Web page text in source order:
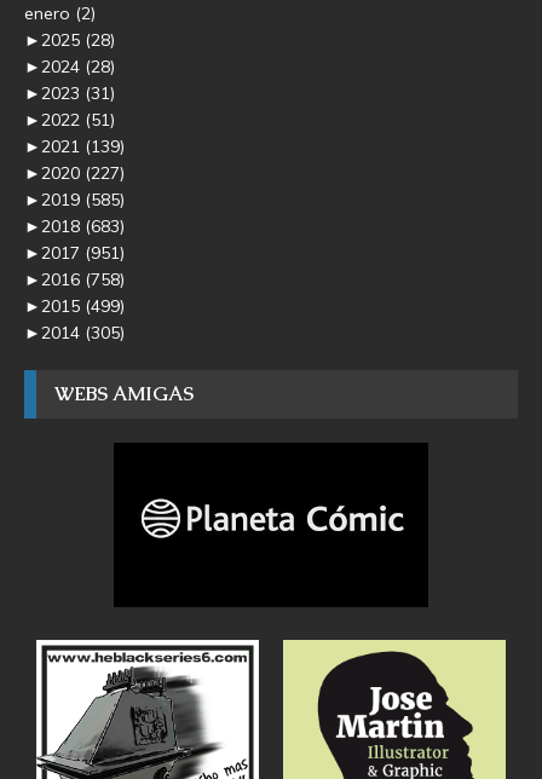
enero (2)
►2025 (28)
►2024 (28)
►2023 (31)
►2022 (51)
►2021 (139)
►2020 (227)
►2019 (585)
►2018 (683)
►2017 (951)
►2016 (758)
►2015 (499)
►2014 (305)
WEBS AMIGAS